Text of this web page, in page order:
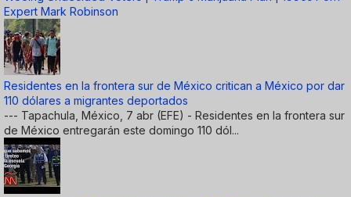
Expert Mark Robinson
Residentes en la frontera sur de México critican a México por dar
110 dólares a migrantes deportados
--- Tapachula, México, 7 abr (EFE) - Residentes en la frontera sur
de México entregarán este domingo 110 dól...